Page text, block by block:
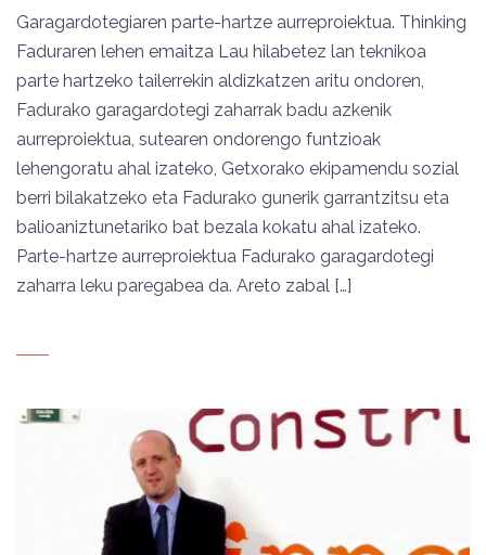
Garagardotegiaren parte-hartze aurreproiektua. Thinking
Faduraren lehen emaitza Lau hilabetez lan teknikoa
parte hartzeko tailerrekin aldizkatzen aritu ondoren,
Fadurako garagardotegi zaharrak badu azkenik
aurreproiektua, sutearen ondorengo funtzioak
lehengoratu ahal izateko, Getxorako ekipamendu sozial
berri bilakatzeko eta Fadurako gunerik garrantzitsu eta
balioaniztunetariko bat bezala kokatu ahal izateko.
Parte-hartze aurreproiektua Fadurako garagardotegi
zaharra leku paregabea da. Areto zabal […]